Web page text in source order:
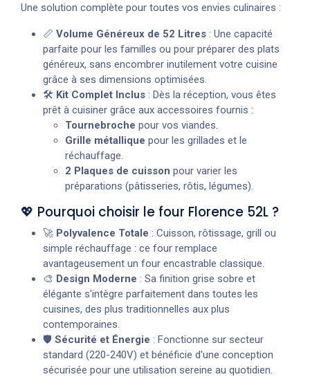
Une solution complète pour toutes vos envies culinaires :
📏 Volume Généreux de 52 Litres : Une capacité
parfaite pour les familles ou pour préparer des plats
généreux, sans encombrer inutilement votre cuisine
grâce à ses dimensions optimisées.
🛠️ Kit Complet Inclus : Dès la réception, vous êtes
prêt à cuisiner grâce aux accessoires fournis :
Tournebroche pour vos viandes.
Grille métallique pour les grillades et le
réchauffage.
2 Plaques de cuisson pour varier les
préparations (pâtisseries, rôtis, légumes).
💖 Pourquoi choisir le four Florence 52L ?
🚀 Polyvalence Totale : Cuisson, rôtissage, grill ou
simple réchauffage : ce four remplace
avantageusement un four encastrable classique.
🎨 Design Moderne : Sa finition grise sobre et
élégante s'intègre parfaitement dans toutes les
cuisines, des plus traditionnelles aux plus
contemporaines.
🛡️ Sécurité et Énergie : Fonctionne sur secteur
standard (220-240V) et bénéficie d'une conception
sécurisée pour une utilisation sereine au quotidien.